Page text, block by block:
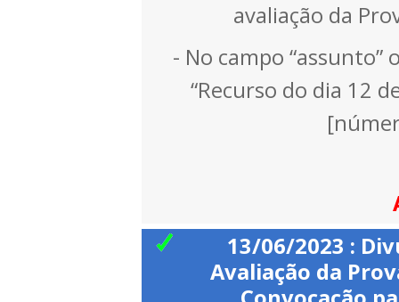
avaliação da
- No campo
“Recurso do dia 12
13/06/2023 :
Avaliação da